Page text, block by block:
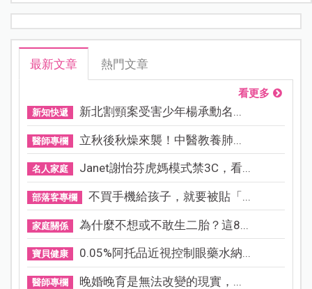
最新文章 熱門文章
看更多
新知快遞 新北割頸案受害少年楊承勳名...
醫師專欄 立秋後秋燥來襲！中醫教養肺...
名人家庭 Janet謝怡芬虎媽模式禁3C，看...
部落客專欄 不買手機給孩子，就要被貼「...
家庭關係 為什麼不想或不敢生二胎？這8...
寶貝健康 0.05%阿托品近視控制眼藥水納...
醫師專欄 晚婚晚育是無法改變的現實，...